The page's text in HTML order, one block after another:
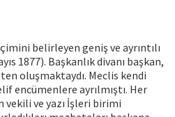
belir­leyen geniş ve ayrıntılı
1877). Başkanlık divanı baş­kan,
oluş­maktaydı. Meclis kendi
encümenlere ayrılmıştı. Her
vekili ve yazı İşleri birimi